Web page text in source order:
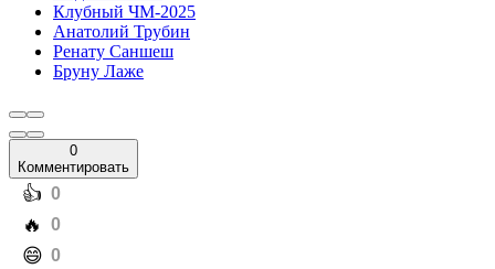
Клубный ЧМ-2025
Анатолий Трубин
Ренату Саншеш
Бруну Лаже
0
Комментировать
️👍 0
️🔥 0
️😄 0